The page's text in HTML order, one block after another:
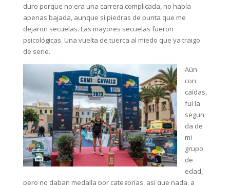
duro porque no era una carrera complicada, no había
apenas bajada, aunque sí piedras de punta que me
dejaron secuelas. Las mayores secuelas fueron
psicológicas. Una vuelta de tuerca al miedo que ya traigo
de serie.
Aún
con
caídas,
fui la
segun
da de
mi
grupo
de
edad,
pero no daban medalla por categorías, así que nada, a